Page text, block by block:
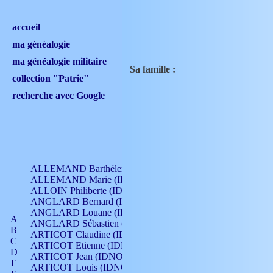
accueil
ma généalogie
ma généalogie militaire
collection "Patrie"
recherche avec Google
A
B
C
D
E
ALLEMAND Barthélemy (IDNO 330)
ALLEMAND Marie (IDNO 165)
ALLOIN Philiberte (IDNO 449)
ANGLARD Bernard (IDNO 4)
ANGLARD Louane (IDNO 4)
ANGLARD Sébastien (IDNO 4)
ARTICOT Claudine (IDNO 105)
ARTICOT Etienne (IDNO 420)
ARTICOT Jean (IDNO 210)
ARTICOT Louis (IDNO 420)
Sa famille :